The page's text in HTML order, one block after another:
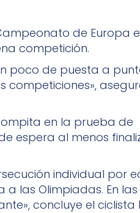
de Europa
competición.
poco de puesta a
competiciones»,
en la prueba de
espera al menos
individual por
las Olimpiadas. En
concluye el ciclista